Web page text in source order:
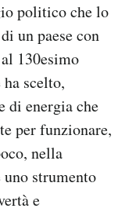
politico che lo
un paese con
130esimo
scelto,
di energia che
per funzionare,
nella
strumento
e